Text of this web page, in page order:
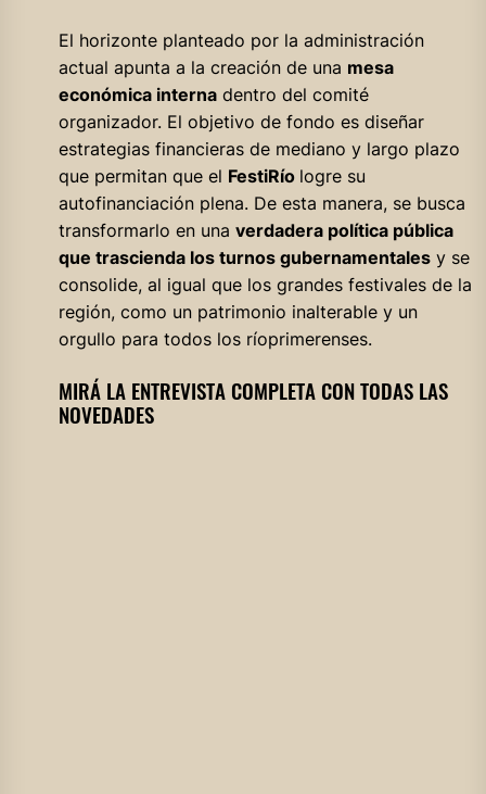
El horizonte planteado por la administración
actual apunta a la creación de una mesa
económica internadentro del comité
organizador. El objetivo de fondo es diseñar
estrategias financieras de mediano y largo plazo
que permitan que el FestiRío logre su
autofinanciación plena. De esta manera, se busca
transformarlo en una verdadera política pública
que trascienda los turnos gubernamentalesy se
consolide, al igual que los grandes festivales de la
región, como un patrimonio inalterable y un
orgullo para todos los ríoprimerenses.
MIRÁ LA ENTREVISTA COMPLETA CON TODAS LAS
NOVEDADES